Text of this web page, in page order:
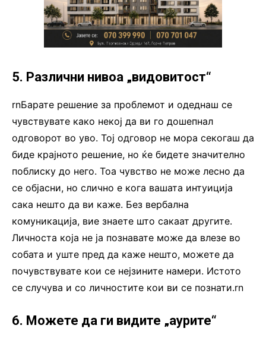
5. Различни нивоа „видовитост“
rnБарате решение за проблемот и одеднаш се
чувствувате како некој да ви го дошепнал
одговорот во уво. Тој одговор не мора секогаш да
биде крајното решение, но ќе бидете значително
поблиску до него. Тоа чувство не може лесно да
се објасни, но слично е кога вашата интуиција
сака нешто да ви каже. Без вербална
комуникација, вие знаете што сакаат другите.
Личноста која не ја познавате може да влезе во
собата и уште пред да каже нешто, можете да
почувствувате кои се нејзините намери. Истото
се случува и со личностите кои ви се познати.rn
6. Можете да ги видите „аурите“